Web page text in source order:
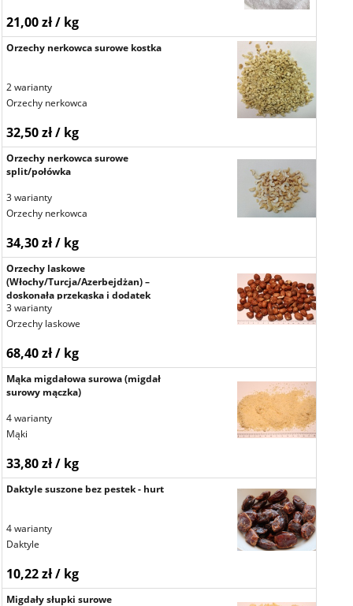
21,00 zł / kg
Orzechy nerkowca surowe kostka
2 warianty
Orzechy nerkowca
32,50 zł / kg
Orzechy nerkowca surowe
split/połówka
3 warianty
Orzechy nerkowca
34,30 zł / kg
Orzechy laskowe
(Włochy/Turcja/Azerbejdżan) –
doskonała przekąska i dodatek
kulinarny
3 warianty
Orzechy laskowe
68,40 zł / kg
Mąka migdałowa surowa (migdał
surowy mączka)
4 warianty
Mąki
33,80 zł / kg
Daktyle suszone bez pestek - hurt
4 warianty
Daktyle
10,22 zł / kg
Migdały słupki surowe